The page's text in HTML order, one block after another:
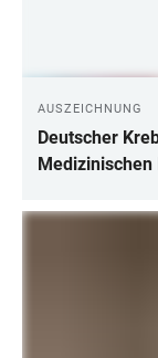
AUSZEICHNUNG
Deutscher